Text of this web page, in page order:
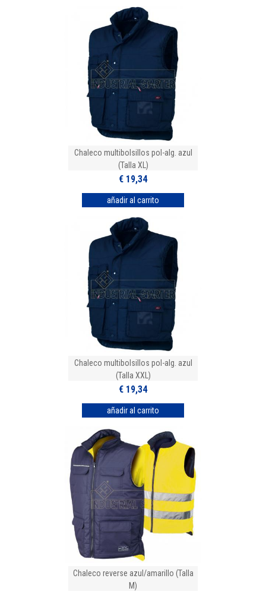
Chaleco multibolsillos pol-alg. azul
(Talla XL)
€ 19,34
Chaleco multibolsillos pol-alg. azul
(Talla XXL)
€ 19,34
Chaleco reverse azul/amarillo (Talla
M)